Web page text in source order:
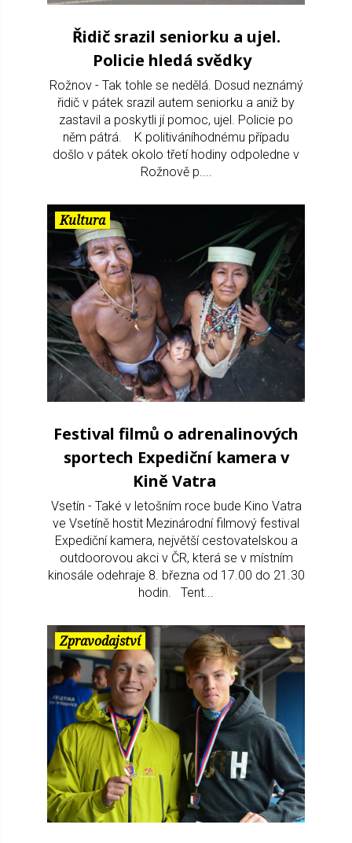
Řidič srazil seniorku a ujel.
Policie hledá svědky
Rožnov - Tak tohle se nedělá. Dosud neznámý
řidič v pátek srazil autem seniorku a aniž by
zastavil a poskytli jí pomoc, ujel. Policie po
něm pátrá. K politiváníhodnému případu
došlo v pátek okolo třetí hodiny odpoledne v
Rožnově p....
Kultura
Festival filmů o adrenalinových
sportech Expediční kamera v
Kině Vatra
Vsetín - Také v letošním roce bude Kino Vatra
ve Vsetíně hostit Mezinárodní filmový festival
Expediční kamera, největší cestovatelskou a
outdoorovou akci v ČR, která se v místním
kinosále odehraje 8. března od 17.00 do 21.30
hodin. Tent...
Zpravodajství